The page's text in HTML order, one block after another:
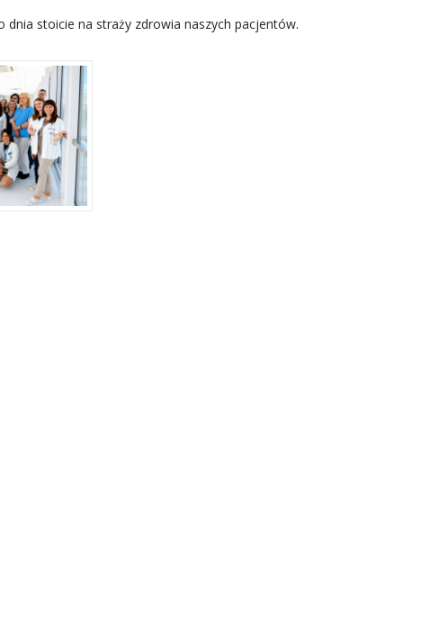
dnia stoicie na straży zdrowia naszych pacjentów.